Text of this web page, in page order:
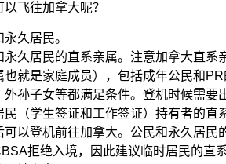
飞往加拿大呢？
久居民。
永久居民的直系亲属。注意加拿大直
也就是家庭成员），包括成年公民和
外孙子女等都满足条件。登机时候需要
民（学生签证和工作签证）持有者的直
可以登机前往加拿大。公民和永久居
拒绝入境，因此建议临时居民的直